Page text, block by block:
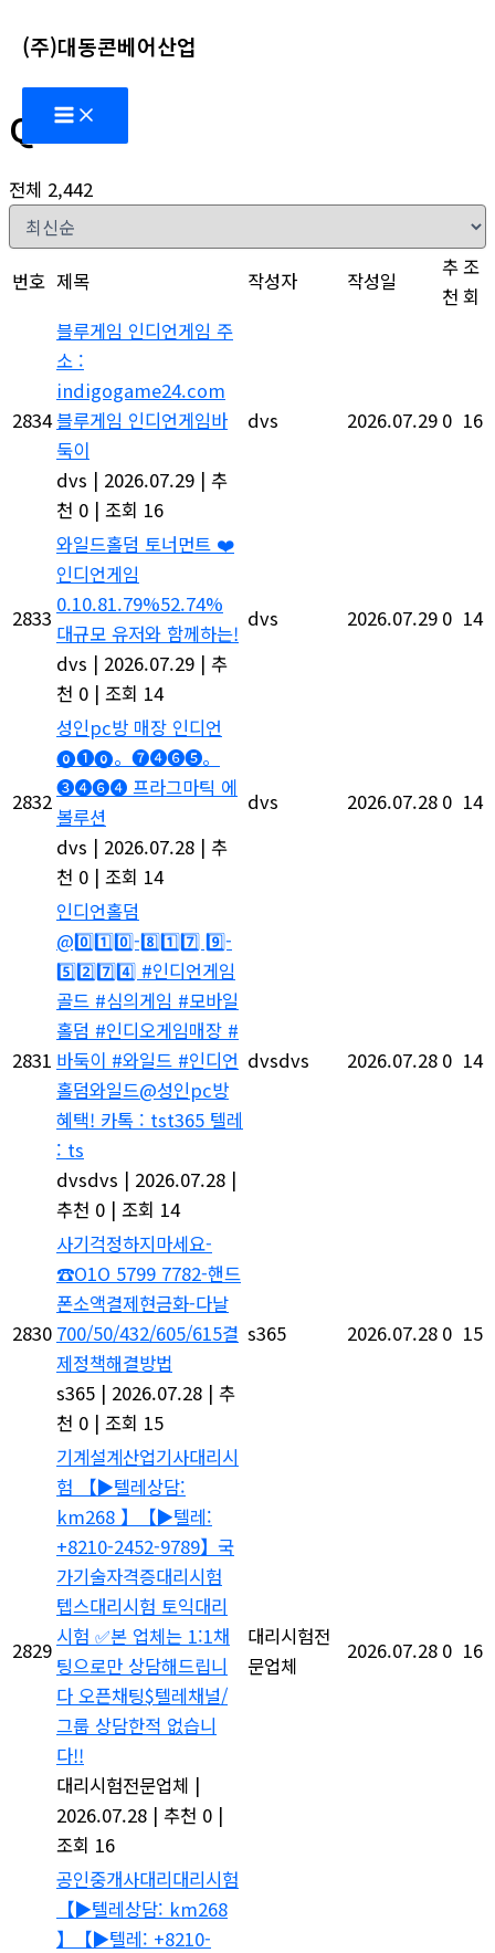
텐
츠
로
건
뛰
(주)대동콘베어산업
Main
Menu
Q&A
전체 2,442
번호 제목 작성자 작성일
추
천
조
회
2834
블루게임 인디언게임 주
소 :
indigogame24.com
블루게임 인디언게임바
둑이
dvs | 2026.07.29 | 추
천 0 | 조회 16
dvs 2026.07.29 0 16
2833
와일드홀덤 토너먼트
인디언게임
0.10.81.79%52.74%
대규모 유저와 함께하는!
dvs | 2026.07.29 | 추
천 0 | 조회 14
dvs 2026.07.29 0 14
2832
성인pc방 매장 인디언
⓿❶⓿。❼❹❻❺。
❸❹❻❹ 프라그마틱 에
볼루션
dvs | 2026.07.28 | 추
천 0 | 조회 14
dvs 2026.07.28 0 14
인디언홀덤 @
-
#인디언게임골드 #심의
게임 #모바일홀덤 #인디
오게임매장 #바둑이 #와
일드 #인디언홀덤와일드
@성인pc방 혜택! 카톡 :
tst365 텔레 : ts
dvsdvs
추천 0 | 조회 14
사기걱정하지마세요-
O1O 5799 7782-핸드폰
소액결제현금화-다날
700/50/432/605/615결
제정책해결방법
s365 | 2026.07.28
천 0 | 조회 15
기계설계산업기사대리시
험 【
텔레상담:
km268 】【
텔레:
+8210-2452-9789】국
가기술자격증대리시험
텝스대리시험 토익대리
시험
본 업체는 1:1채
팅으로만 상담해드립니
다 오픈채팅$텔레채널/
그룹 상담한적 없습니
다!!
대리시험전문업체
2026.07.28 | 추천 0
조회 16
문업체
공인중개사대리대리시험
【
텔레상담: km268
】【
텔레: +8210-
2452-9789】국가기술자